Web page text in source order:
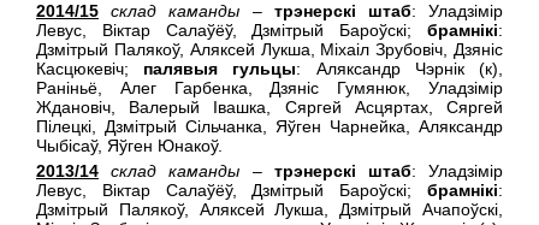
2014/15
склад каманды – трэнерскі штаб: Уладзімір
Левус, Віктар Салаўёў, Дзмітрый Бароўскі; брамнікі:
Дзмітрый Палякоў, Аляксей Лукша, Міхаіл Зрубовіч, Дзяніс
Касцюкевіч; палявыя гульцы: Аляксандр Чэрнік (к),
Раніньё, Алег Гарбенка, Дзяніс Гумянюк, Уладзімір
Ждановіч, Валерый Івашка, Сяргей Асцяртах, Сяргей
Пілецкі, Дзмітрый Сільчанка, Яўген Чарнейка, Аляксандр
Чыбісаў, Яўген Юнакоў.
2013/14
склад каманды – трэнерскі штаб: Уладзімір
Левус, Віктар Салаўёў, Дзмітрый Бароўскі; брамнікі:
Дзмітрый Палякоў, Аляксей Лукша, Дзмітрый Ачапоўскі,